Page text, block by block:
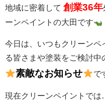
地域に密着して 創業36年
ーンペイントの大田です
今日は、いつもクリーンペ
る皆さまや塗装をご検討
素敵なお知らせ で
現在クリーンペイントで